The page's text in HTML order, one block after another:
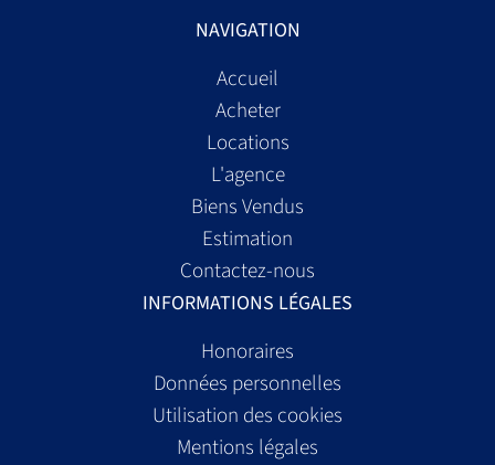
NAVIGATION
Accueil
Acheter
Locations
L'agence
Biens Vendus
Estimation
Contactez-nous
INFORMATIONS LÉGALES
Honoraires
Données personnelles
Utilisation des cookies
Mentions légales